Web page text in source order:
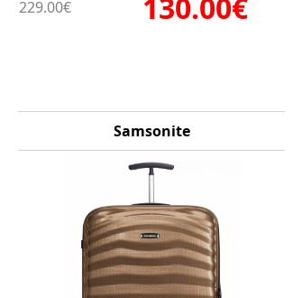
229.00€
Samsonite